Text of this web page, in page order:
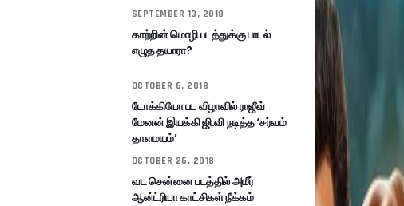
SEPTEMBER 13, 2018
காற்றின் மொழி படத்துக்கு பாடல்
எழுத தயாரா?
OCTOBER 6, 2018
டோக்கியோ பட விழாவில் ராஜீவ்
மேனன் இயக்கி ஜி.வி நடித்த ‘சர்வம்
தாளமயம்’
OCTOBER 26, 2018
வட சென்னை படத்தில் அமீர்
ஆன்ட்ரியா காட்சிகள் நீக்கம்